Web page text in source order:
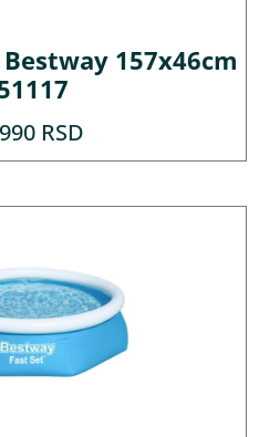
157x46cm
RSD